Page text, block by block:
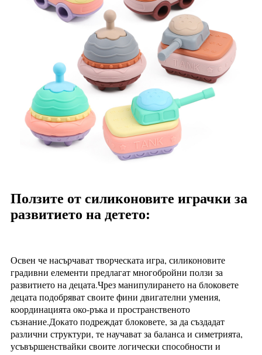
Ползите от силиконовите играчки за
развитието на детето:
Освен че насърчават творческата игра, силиконовите
градивни елементи предлагат многобройни ползи за
развитието на децата.Чрез манипулирането на блоковете
децата подобряват своите фини двигателни умения,
координацията око-ръка и пространственото
съзнание.Докато подреждат блоковете, за да създадат
различни структури, те научават за баланса и симетрията,
усъвършенствайки своите логически способности и